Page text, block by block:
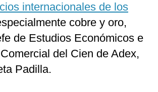
internacionales de los
cobre y oro,
de Estudios Económicos e
del Cien de Adex,
Padilla.